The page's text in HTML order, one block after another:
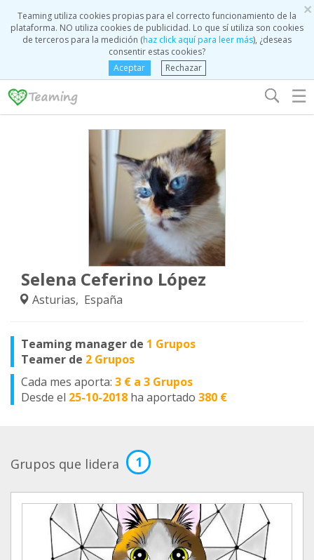
×
Teaming utiliza cookies propias para el correcto funcionamiento de la
plataforma. NO utiliza cookies de publicidad. Lo que sí utiliza son cookies
de terceros para la medición (haz click aquí para leer más), ¿deseas
consentir estas cookies?
Aceptar
Rechazar
☰
Selena Ceferino López
Asturias, España
Teaming manager de 1 Grupos
Teamer de 2 Grupos
Cada mes aporta: 3 € a 3 Grupos
Desde el 25-10-2018 ha aportado 380 €
Grupos que lidera 1